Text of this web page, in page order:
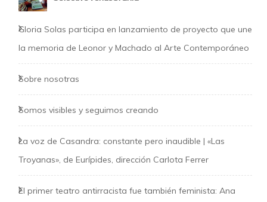
Gloria Solas participa en lanzamiento de proyecto que une
la memoria de Leonor y Machado al Arte Contemporáneo
Sobre nosotras
Somos visibles y seguimos creando
La voz de Casandra: constante pero inaudible | «Las
Troyanas», de Eurípides, dirección Carlota Ferrer
El primer teatro antirracista fue también feminista: Ana